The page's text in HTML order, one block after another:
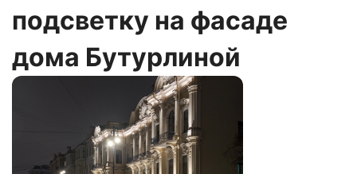
подсветку на фасаде
дома Бутурлиной